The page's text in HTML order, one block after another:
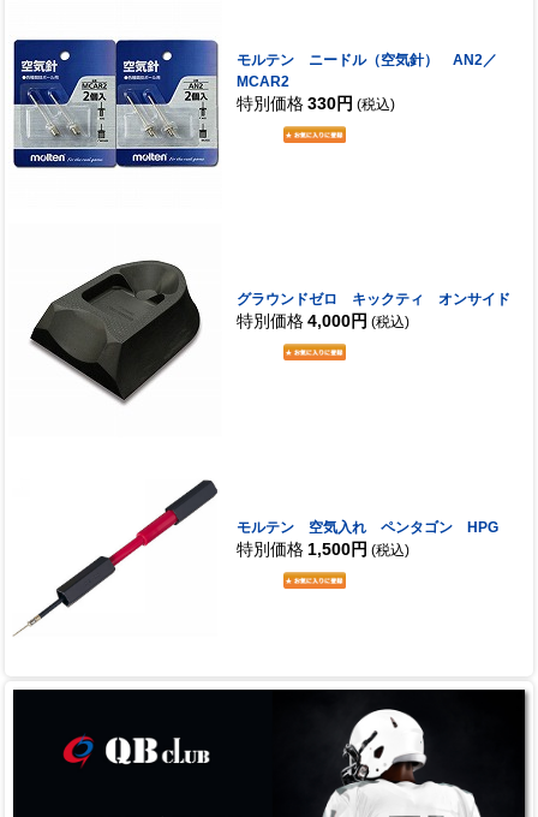
モルテン ニードル（空気針） AN2／
MCAR2
特別価格 330円 (税込)
グラウンドゼロ キックティ オンサイド
特別価格 4,000円 (税込)
モルテン 空気入れ ペンタゴン HPG
特別価格 1,500円 (税込)